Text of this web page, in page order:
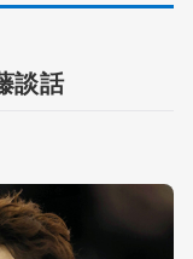
談話